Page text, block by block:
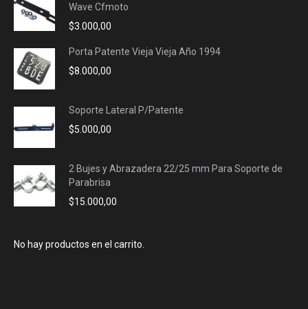
Wave Cfmoto
$3.000,00
Porta Patente Vieja Vieja Año 1994
$8.000,00
Soporte Lateral P/Patente
$5.000,00
2 Bujes y Abrazadera 22/25 mm Para Soporte de
Parabrisa
$15.000,00
No hay productos en el carrito.